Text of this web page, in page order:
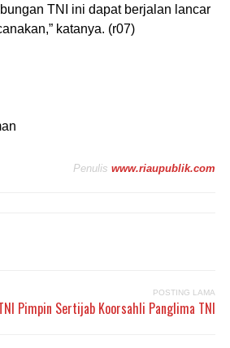
TNI ini dapat berjalan lancar
katanya. (r07)
Penulis www.riaupublik.com
POSTING LAMA
Pimpin Sertijab Koorsahli Panglima TNI